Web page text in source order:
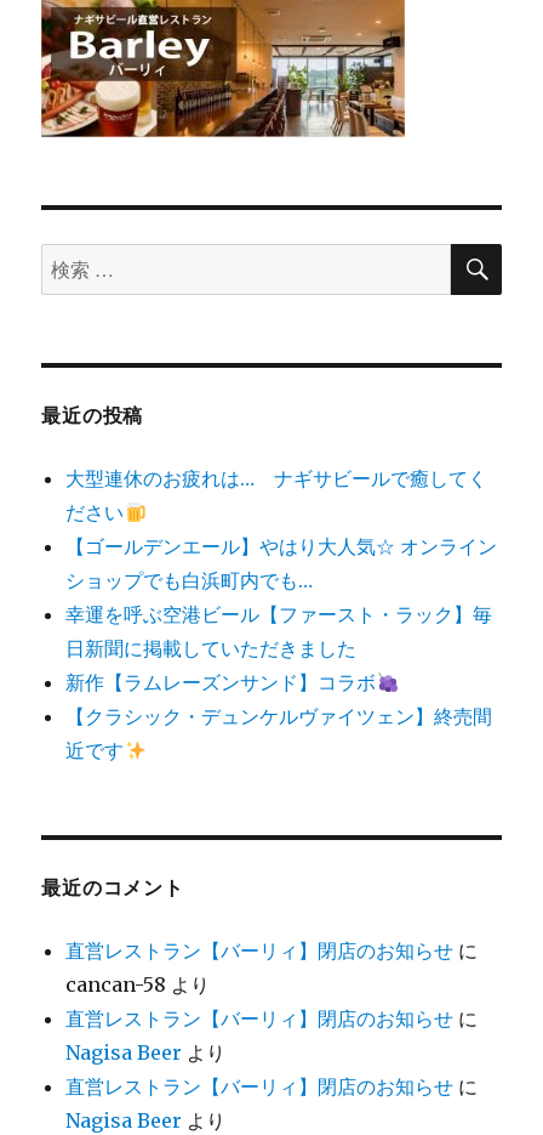
検
索
象:
検
最近の投稿
大型連休のお疲れは… ナギサビールで癒してく
ださい
【ゴールデンエール】やはり大人気☆ オンライン
ショップでも白浜町内でも…
幸運を呼ぶ空港ビール【ファースト・ラック】毎
日新聞に掲載していただきました
新作【ラムレーズンサンド】コラボ
【クラシック・デュンケルヴァイツェン】終売間
近です
最近のコメント
直営レストラン【バーリィ】閉店のお知らせ に
cancan-58 より
直営レストラン【バーリィ】閉店のお知らせ に
Nagisa Beer より
直営レストラン【バーリィ】閉店のお知らせ に
Nagisa Beer より